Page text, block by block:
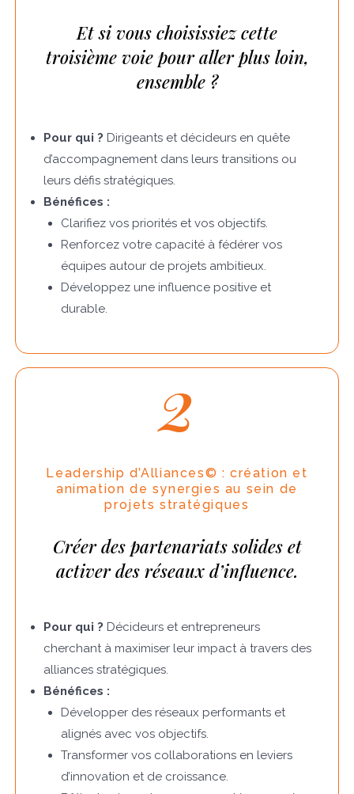
Et si vous choisissiez cette
troisième voie pour aller plus loin,
ensemble ?
Pour qui ? Dirigeants et décideurs en quête
d’accompagnement dans leurs transitions ou
leurs défis stratégiques.
Bénéfices :
Clarifiez vos priorités et vos objectifs.
Renforcez votre capacité à fédérer vos
équipes autour de projets ambitieux.
Développez une influence positive et
durable.
2
Leadership d’Alliances© : création et
animation de synergies au sein de
projets stratégiques
Créer des partenariats solides et
activer des réseaux d’influence.
Pour qui ? Décideurs et entrepreneurs
cherchant à maximiser leur impact à travers des
alliances stratégiques.
Bénéfices :
Développer des réseaux performants et
alignés avec vos objectifs.
Transformer vos collaborations en leviers
d’innovation et de croissance.